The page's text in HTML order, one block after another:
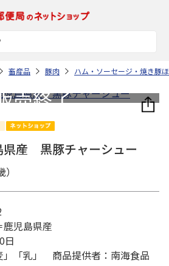
畜産品 豚肉 ハム・ソーセージ・焼き豚
県産 黒豚チャーシュー
鹿児島県産
日
「乳」 商品提供者：南海食品